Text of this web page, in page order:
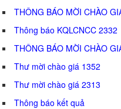
THÔNG BÁO MỜI CHÀO
Thông báo KQLCNCC 2332
THÔNG BÁO MỜI CHÀO
Thư mời chào giá 1352
Thư mời chào giá 2313
Thông báo kết quả